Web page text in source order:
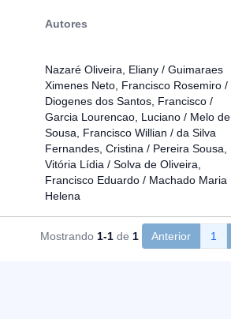
Autores
Nazaré Oliveira, Eliany / Guimaraes
Ximenes Neto, Francisco Rosemiro /
Diogenes dos Santos, Francisco /
Garcia Lourencao, Luciano / Melo de
Sousa, Francisco Willian / da Silva
Fernandes, Cristina / Pereira Sousa,
Vitória Lídia / Solva de Oliveira,
Francisco Eduardo / Machado Maria
Helena
Mostrando 1-1 de 1 Anterior 1